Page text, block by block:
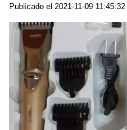
Publicado el 2021-11-09 11:45:32